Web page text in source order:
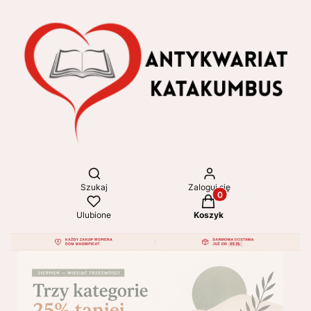
Otwórz wyszukiwarkę
Szukaj Zaloguj się
Ulubione
Produkty w koszyku:
Koszyk